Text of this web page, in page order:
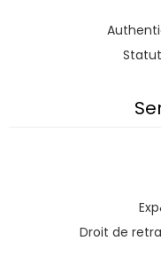
Droit de